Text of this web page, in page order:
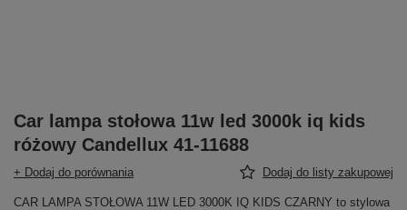
Car lampa stołowa 11w led 3000k iq kids
różowy Candellux 41-11688
+ Dodaj do porównania Dodaj do listy zakupowej
CAR LAMPA STOŁOWA 11W LED 3000K IQ KIDS CZARNY to stylowa